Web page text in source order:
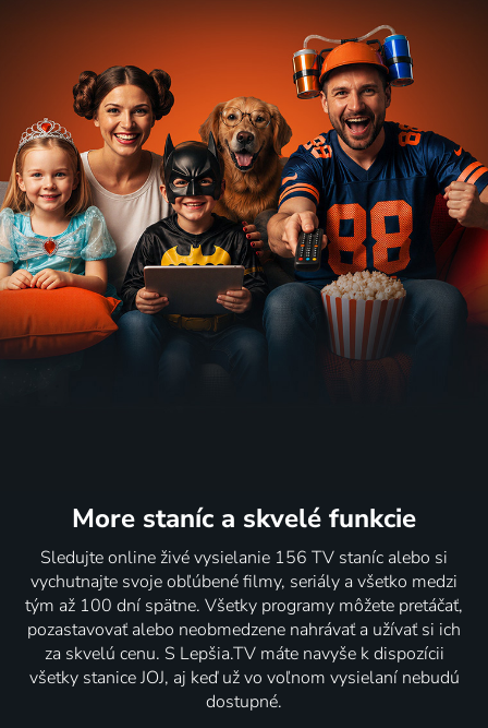
Muž, který
dostal Al
Caponeho
2009 | Historický
Blitzkrieg
2009 | Vojnový
2 diely
Na cestě
po severu
Černé
Hory
2009 | Príroda, Cestovanie
Koňaré z
Poštorné
2009 | Folk & ľudové
2 diely
Na cestě
po
východní
Srí Lance
Zámek
Sukorady
Jehlou a
nití
2009 | Folk & ľudové
Grilované
překvapení
romantik
režisér Jiří
Hanibal
2009 | Slávni ľudia
Kolín nad
Rýnem
2009 | Vojnový
Berlína
2009 | Vojnový
zahrady
Spojeni
životem,
2 diely
Na cestě
po jižním
Věra
Haluzová
a
Cirkus
Havel
More staníc a skvelé funkcie
Sledujte online živé vysielanie 156 TV staníc alebo si
vychutnajte svoje obľúbené filmy, seriály a všetko medzi
tým až 100 dní spätne. Všetky programy môžete pretáčať,
pozastavovať alebo neobmedzene nahrávať a užívať si ich
za skvelú cenu. S Lepšia.TV máte navyše k dispozícii
všetky stanice JOJ, aj keď už vo voľnom vysielaní nebudú
dostupné.